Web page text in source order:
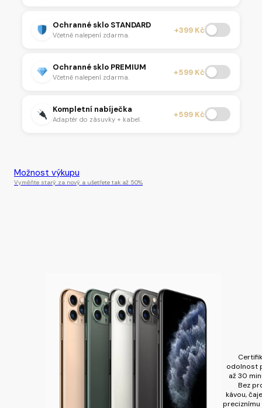
Ochranné sklo STANDARD
Včetně nalepení zdarma. +399 Kč
Ochranné sklo PREMIUM
Včetně nalepení zdarma. +599 Kč
Kompletní nabíječka
Adaptér do zásuvky + kabel. +599 Kč
Možnost výkupu
Vyměňte starý za nový a ušetřete tak až 50%
odolnost
až 30
Bez
kávou,